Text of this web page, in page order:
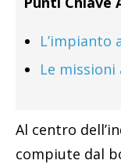
L’impianto
Le missioni
Al centro
compiute dal